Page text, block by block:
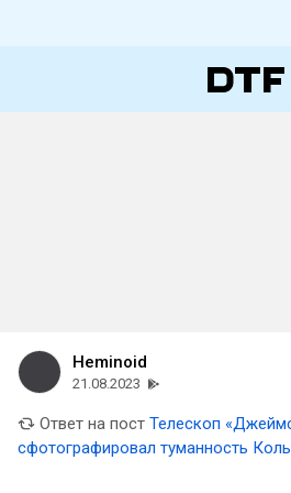
Heminoid
21.08.2023
Ответ на пост Телескоп
сфотографировал туманность